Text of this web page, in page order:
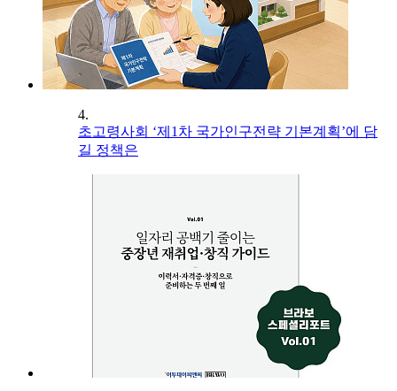
4.
초고령사회 ‘제1차 국가인구전략 기본계획’에 담
길 정책은